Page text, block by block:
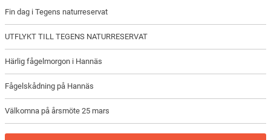
Fin dag i Tegens naturreservat
UTFLYKT TILL TEGENS NATURRESERVAT
Härlig fågelmorgon i Hannäs
Fågelskådning på Hannäs
Välkomna på årsmöte 25 mars